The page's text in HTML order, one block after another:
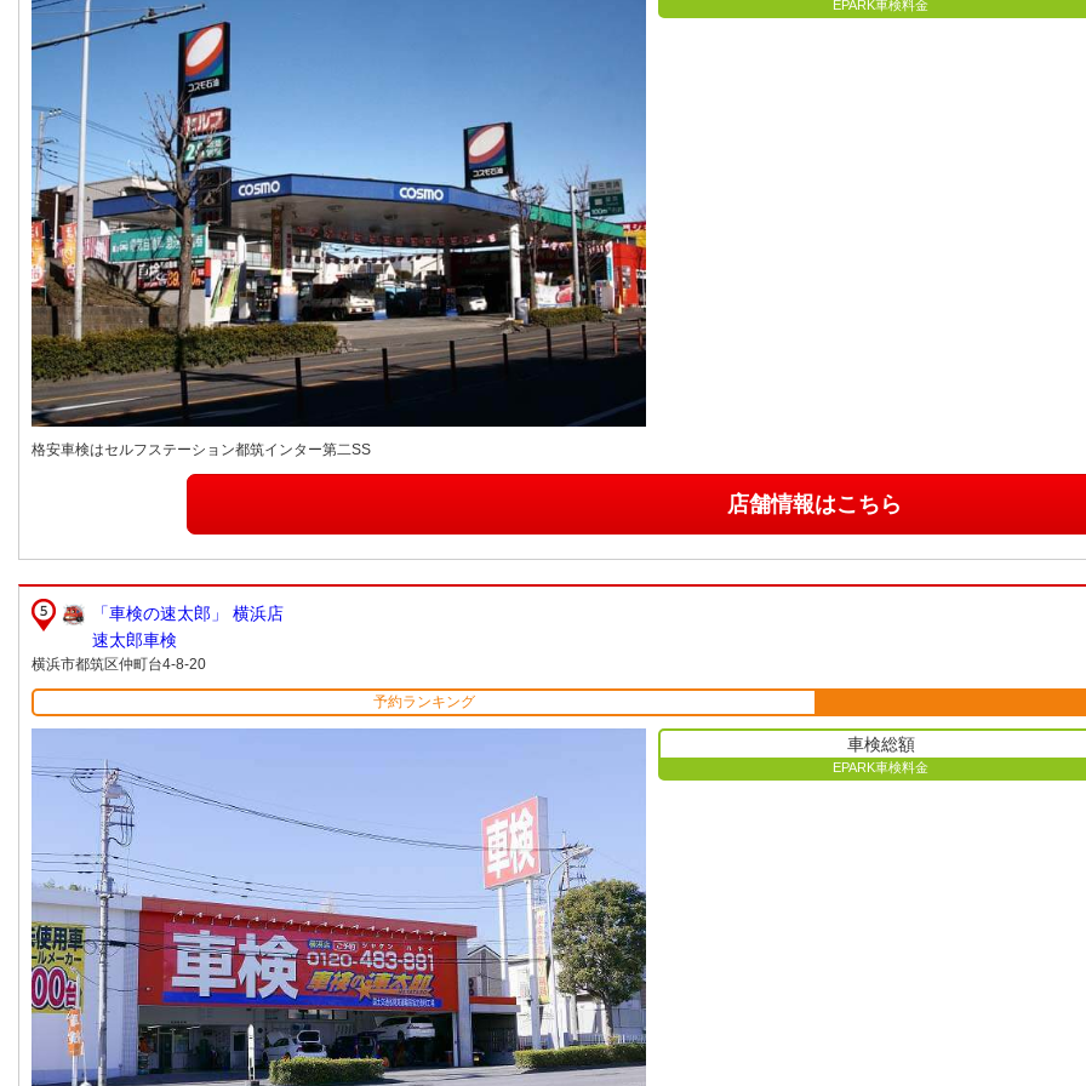
EPARK車検料金
格安車検はセルフステーション都筑インター第二SS
店舗情報はこちら
「車検の速太郎」 横浜店
速太郎車検
横浜市都筑区仲町台4-8-20
予約ランキング
車検総額
EPARK車検料金